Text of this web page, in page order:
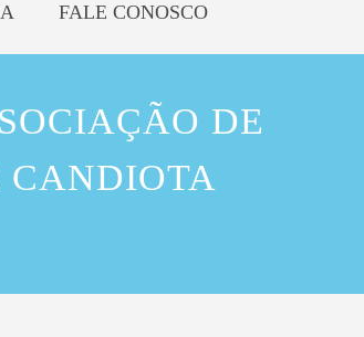
FALE CONOSCO
DE